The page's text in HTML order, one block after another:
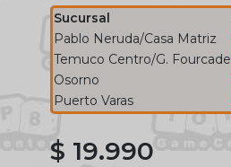
Sucursal
Pablo Neruda/Casa Matriz
Temuco Centro/G. Fourcade
Osorno
Puerto Varas
$ 19.990